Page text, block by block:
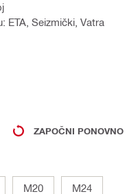
ETA, Seizmički, Vatra
ZAPOČNI PONOVNO
M20 M24